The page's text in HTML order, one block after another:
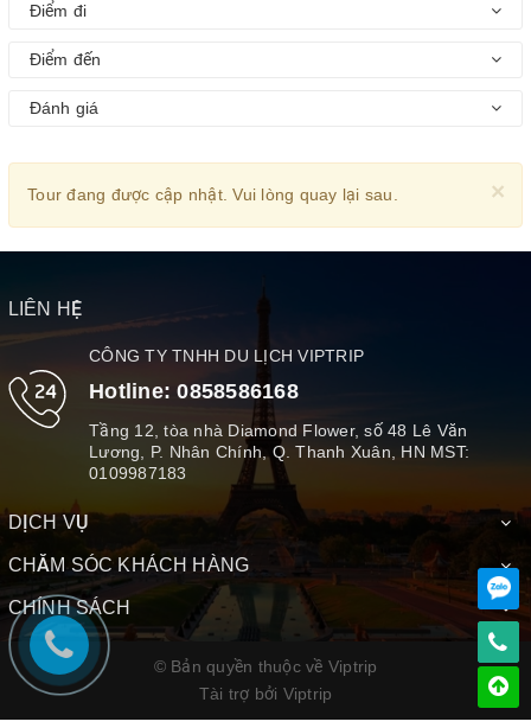
Điểm đi
Điểm đến
Đánh giá
×
Tour đang được cập nhật. Vui lòng quay lại sau.
LIÊN HỆ
CÔNG TY TNHH DU LỊCH VIPTRIP
Hotline:0858586168
Tầng 12, tòa nhà Diamond Flower, số 48 Lê Văn
Lương, P. Nhân Chính, Q. Thanh Xuân, HN MST:
0109987183
DỊCH VỤ
CHĂM SÓC KHÁCH HÀNG
CHÍNH SÁCH
© Bản quyền thuộc về Viptrip
Tài trợ bởi Viptrip